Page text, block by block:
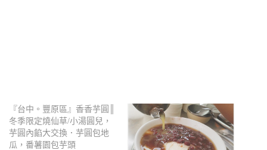
『台中。豐原區』香香芋圓║
冬季限定燒仙草/小湯圓兒，
芋圓內餡大交換．芋圓包地
瓜，番薯園包芋頭